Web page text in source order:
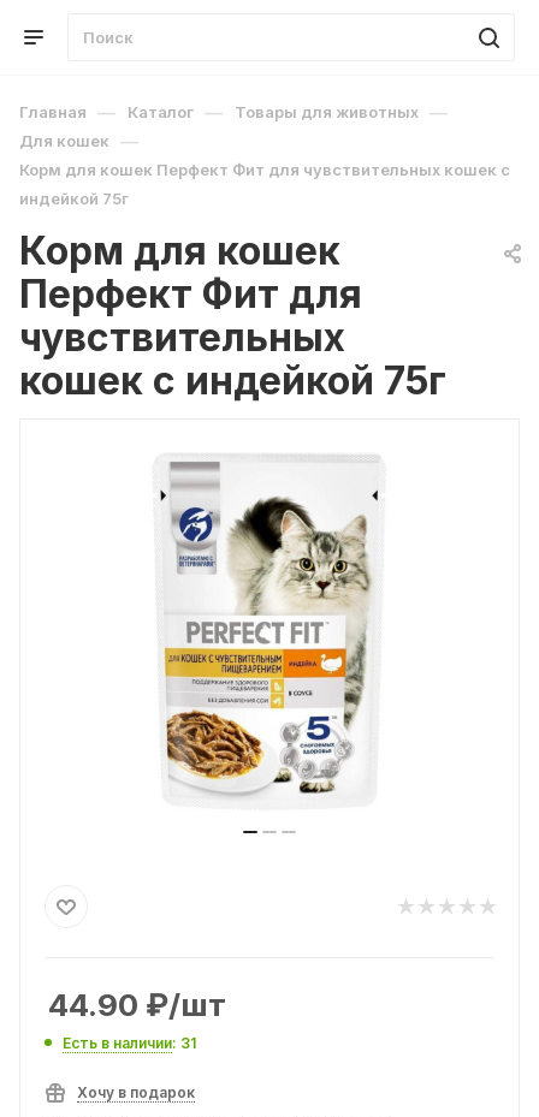
Главная — Каталог — Товары для животных —
Для кошек —
Корм для кошек Перфект Фит для чувствительных кошек с
индейкой 75г
Корм для кошек
Перфект Фит для
чувствительных
кошек с индейкой 75г
44.90 ₽/шт
Есть в наличии: 31
Хочу в подарок